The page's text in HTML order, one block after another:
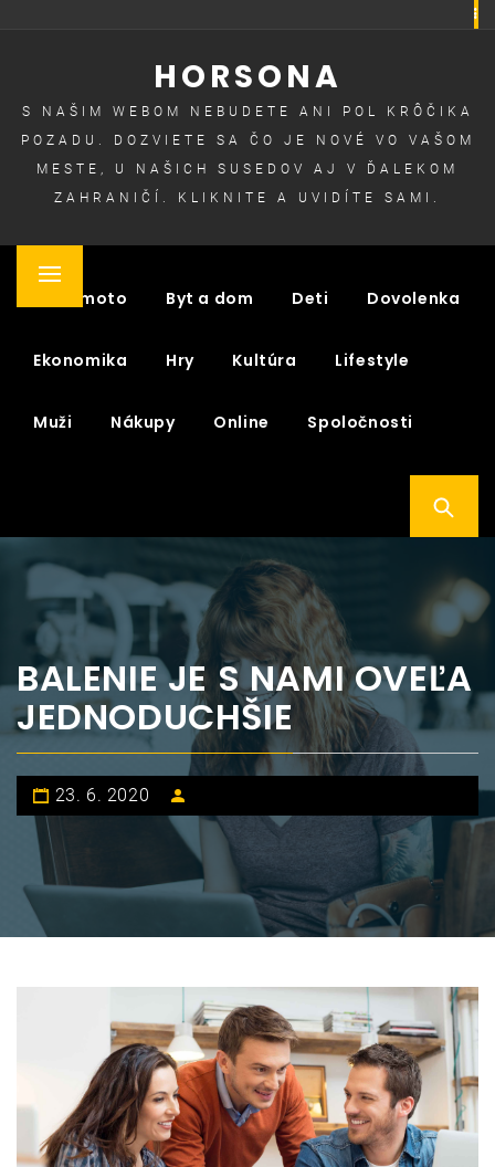
HORSONA
S NAŠIM WEBOM NEBUDETE ANI POL KRÔČIKA
POZADU. DOZVIETE SA ČO JE NOVÉ VO VAŠOM
MESTE, U NAŠICH SUSEDOV AJ V ĎALEKOM
ZAHRANIČÍ. KLIKNITE A UVIDÍTE SAMI.
Primary
Auto moto Byt a dom Deti Dovolenka
Ekonomika Hry Kultúra Lifestyle
Muži Nákupy Online Spoločnosti
BALENIE JE S NAMI OVEĽA
JEDNODUCHŠIE
23. 6. 2020